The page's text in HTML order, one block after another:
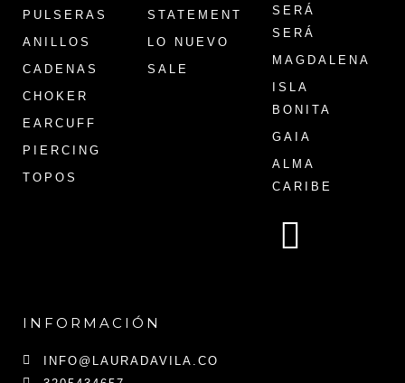
PULSERAS
ANILLOS
CADENAS
CHOKER
EARCUFF
PIERCING
TOPOS
STATEMENT
LO NUEVO
SALE
SERÁ
SERÁ
MAGDALENA
ISLA
BONITA
GAIA
ALMA
CARIBE
INFORMACIÓN
INFO@LAURADAVILA.CO